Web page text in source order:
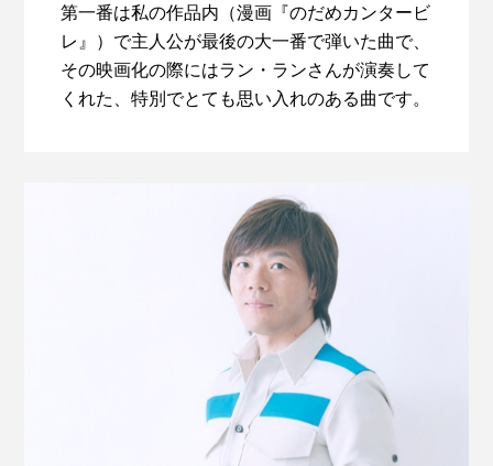
第一番は私の作品内（漫画『のだめカンタービ
レ』）で主人公が最後の大一番で弾いた曲で、
その映画化の際にはラン・ランさんが演奏して
くれた、特別でとても思い入れのある曲です。